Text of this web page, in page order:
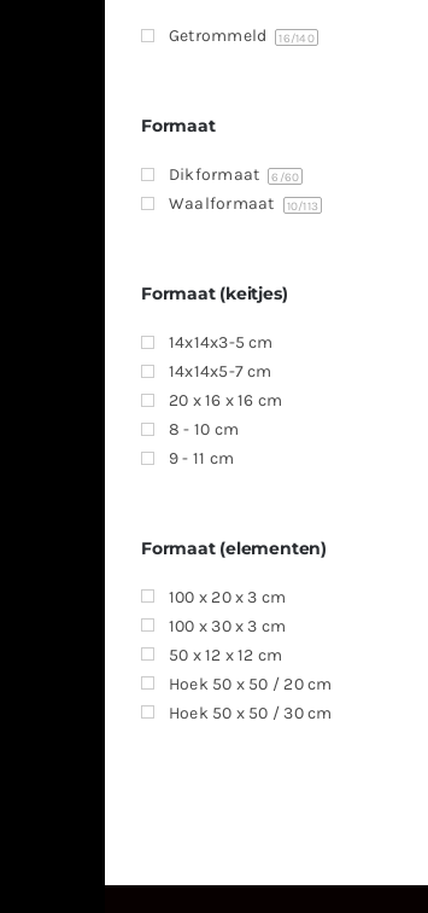
Getrommeld 16/140
Formaat
Dikformaat 6 /60
Waalformaat 10/113
Formaat (keitjes)
14x14x3-5 cm
14x14x5-7 cm
20 x 16 x 16 cm
8 - 10 cm
9 - 11 cm
Formaat (elementen)
100 x 20 x 3 cm
100 x 30 x 3 cm
50 x 12 x 12 cm
Hoek 50 x 50 / 20 cm
Hoek 50 x 50 / 30 cm